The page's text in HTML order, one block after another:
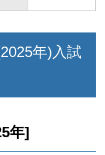
年)入試
年]